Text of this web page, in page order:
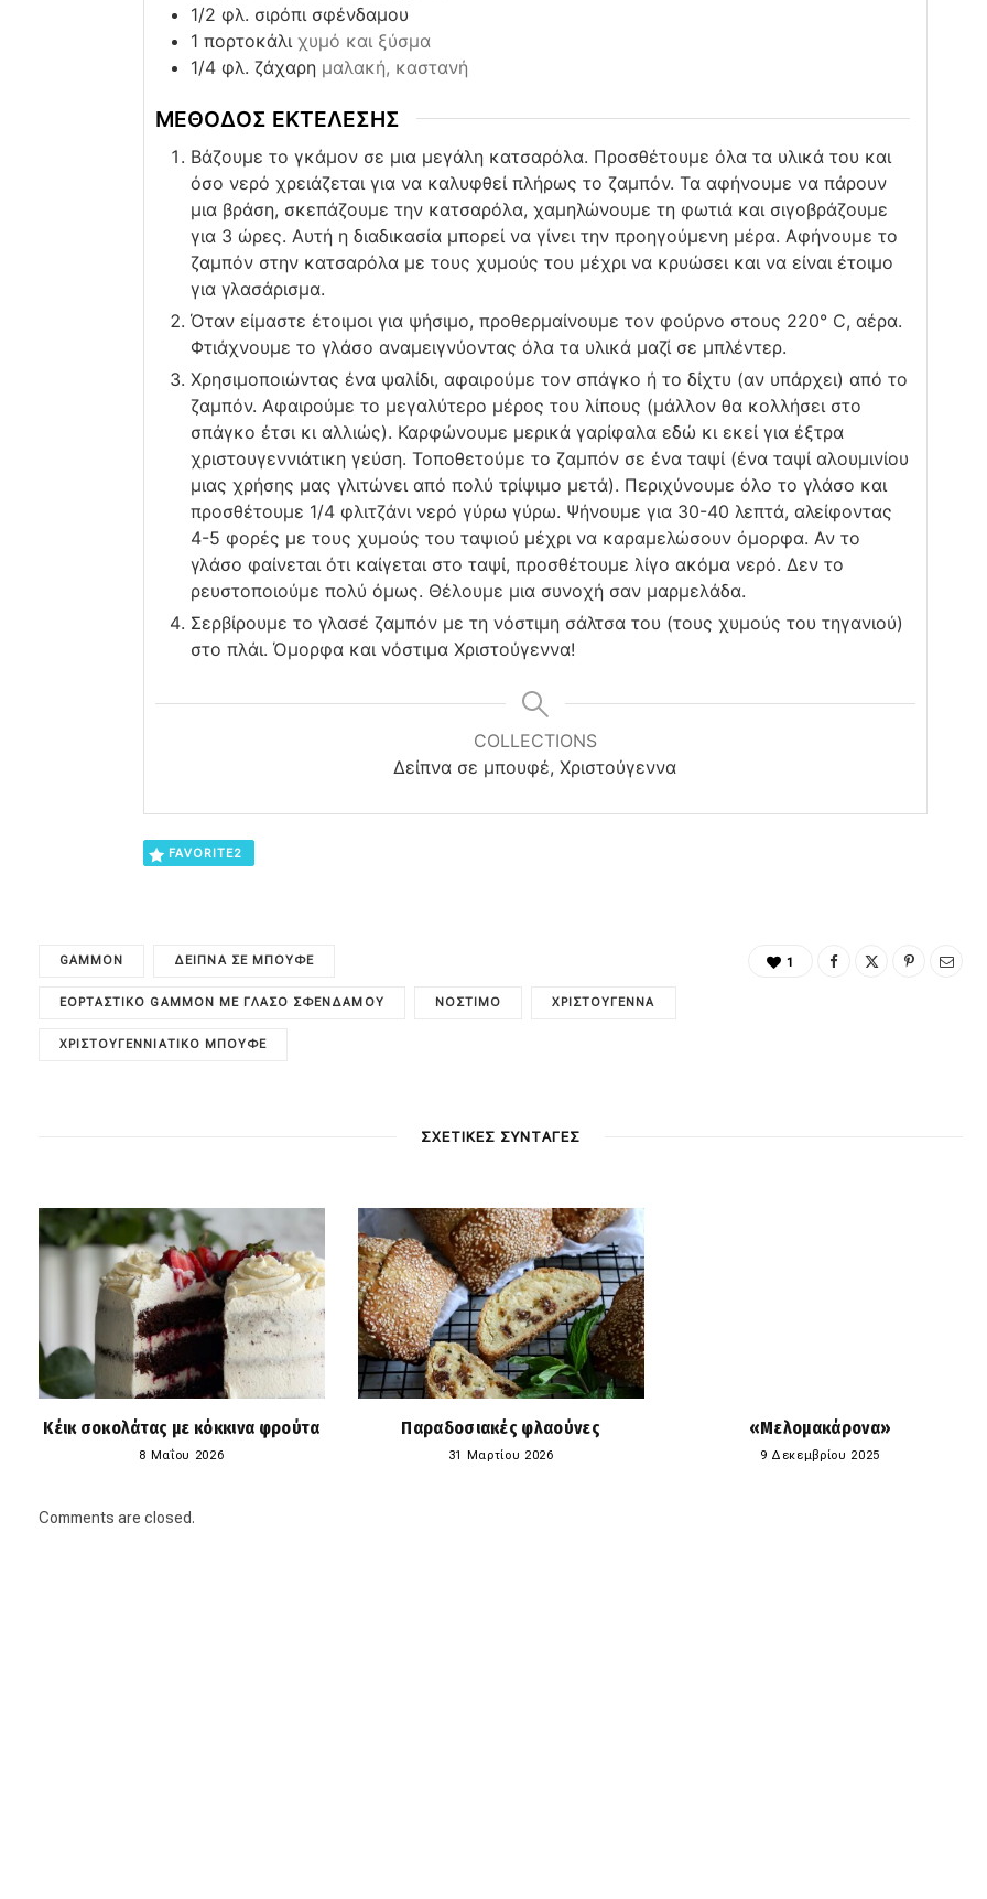
1/2 φλ. σιρόπι σφένδαμου
1 πορτοκάλι χυμό και ξύσμα
1/4 φλ. ζάχαρη μαλακή, καστανή
ΜΕΘΟΔΟΣ ΕΚΤΕΛΕΣΗΣ
Βάζουμε το γκάμον σε μια μεγάλη κατσαρόλα. Προσθέτουμε όλα τα υλικά του και
όσο νερό χρειάζεται για να καλυφθεί πλήρως το ζαμπόν. Τα αφήνουμε να πάρουν
μια βράση, σκεπάζουμε την κατσαρόλα, χαμηλώνουμε τη φωτιά και σιγοβράζουμε
για 3 ώρες. Αυτή η διαδικασία μπορεί να γίνει την προηγούμενη μέρα. Αφήνουμε το
ζαμπόν στην κατσαρόλα με τους χυμούς του μέχρι να κρυώσει και να είναι έτοιμο
για γλασάρισμα.
Όταν είμαστε έτοιμοι για ψήσιμο, προθερμαίνουμε τον φούρνο στους 220° C, αέρα.
Φτιάχνουμε το γλάσο αναμειγνύοντας όλα τα υλικά μαζί σε μπλέντερ.
Χρησιμοποιώντας ένα ψαλίδι, αφαιρούμε τον σπάγκο ή το δίχτυ (αν υπάρχει) από το
ζαμπόν. Αφαιρούμε το μεγαλύτερο μέρος του λίπους (μάλλον θα κολλήσει στο
σπάγκο έτσι κι αλλιώς). Καρφώνουμε μερικά γαρίφαλα εδώ κι εκεί για έξτρα
χριστουγεννιάτικη γεύση. Τοποθετούμε το ζαμπόν σε ένα ταψί (ένα ταψί αλουμινίου
μιας χρήσης μας γλιτώνει από πολύ τρίψιμο μετά). Περιχύνουμε όλο το γλάσο και
προσθέτουμε 1/4 φλιτζάνι νερό γύρω γύρω. Ψήνουμε για 30-40 λεπτά, αλείφοντας
4-5 φορές με τους χυμούς του ταψιού μέχρι να καραμελώσουν όμορφα. Αν το
γλάσο φαίνεται ότι καίγεται στο ταψί, προσθέτουμε λίγο ακόμα νερό. Δεν το
ρευστοποιούμε πολύ όμως. Θέλουμε μια συνοχή σαν μαρμελάδα.
Σερβίρουμε το γλασέ ζαμπόν με τη νόστιμη σάλτσα του (τους χυμούς του τηγανιού)
στο πλάι. Όμορφα και νόστιμα Χριστούγεννα!
COLLECTIONS
Δείπνα σε μπουφέ, Χριστούγεννα
FAVORITE2
GAMMON ΔΕΊΠΝΑ ΣΕ ΜΠΟΥΦΈ
ΕΟΡΤΑΣΤΙΚΌ GAMMON ΜΕ ΓΛΆΣΟ ΣΦΈΝΔΑΜΟΥ ΝΌΣΤΙΜΟ ΧΡΙΣΤΟΎΓΕΝΝΑ
ΧΡΙΣΤΟΥΓΕΝΝΙΆΤΙΚΟ ΜΠΟΥΦΈ
1
ΣΧΕΤΙΚΕΣ ΣΥΝΤΑΓΕΣ
Κέικ σοκολάτας με κόκκινα φρούτα
8 Μαΐου 2026
Παραδοσιακές φλαούνες
31 Μαρτίου 2026
«Μελομακάρονα»
9 Δεκεμβρίου 2025
Comments are closed.